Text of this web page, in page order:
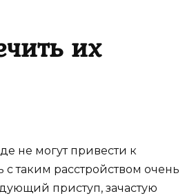
их
не могут привести к
таким расстройством очень
приступ, зачастую